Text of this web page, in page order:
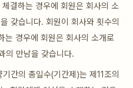
결하는 경우에 회원은 회사의 소
갖습니다. 회원이 회사와 횟수의
는 경우에 회원은 회사의 소개로
의 만남을 갖습니다.
간의 총일수(기간제)는 제11조의